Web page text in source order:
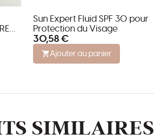
Sun Expert Fluid SPF 30 pour
Protection du Visage
30,58 €
Ajouter au panier
SIMILAIRES